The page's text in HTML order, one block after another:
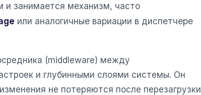
занимается механизм, часто
или аналогичные вариации в диспетчере
(middleware) между
и глубинными слоями системы. Он
не потеряются после перезагрузки